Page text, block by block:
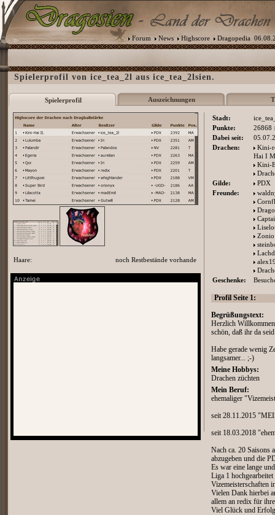
Forum News Highscore Dragopedia
Spielerprofil von ice_tea_2l aus ice_tea_2lsien.
Spielerprofil Auszeichnungen
Stadt:
Punkte:
26868
Dabei seit:
Drachen:
Kini-
Hai I M
Kini-
Gilde:
PDX
Freunde:
Zonio
Geschenke:
Profil Seite 1:
Begrüßungstext:
Herzlich
schön, daß ihr da
Habe gerade wenig
langsamer... ;-)
Meine Hobbys:
Drachen züchten
Mein Beruf:
ehemaliger
seit 28.11.2015
seit 18.03.2018
Nach ca. 20 Saisons
abzugeben und die
Es war eine lange
Liga 1
Vizemeisterschaften
Vielen Dank hierbei
allem an redix für
Viel Glück und
Haare: noch Restbestände vorhande